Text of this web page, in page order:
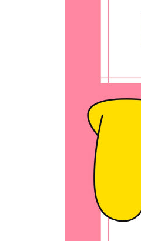
열과 염의 순환으
국경을 허무는 해
4차 산업혁명시대
Q/A 묻고 답하기